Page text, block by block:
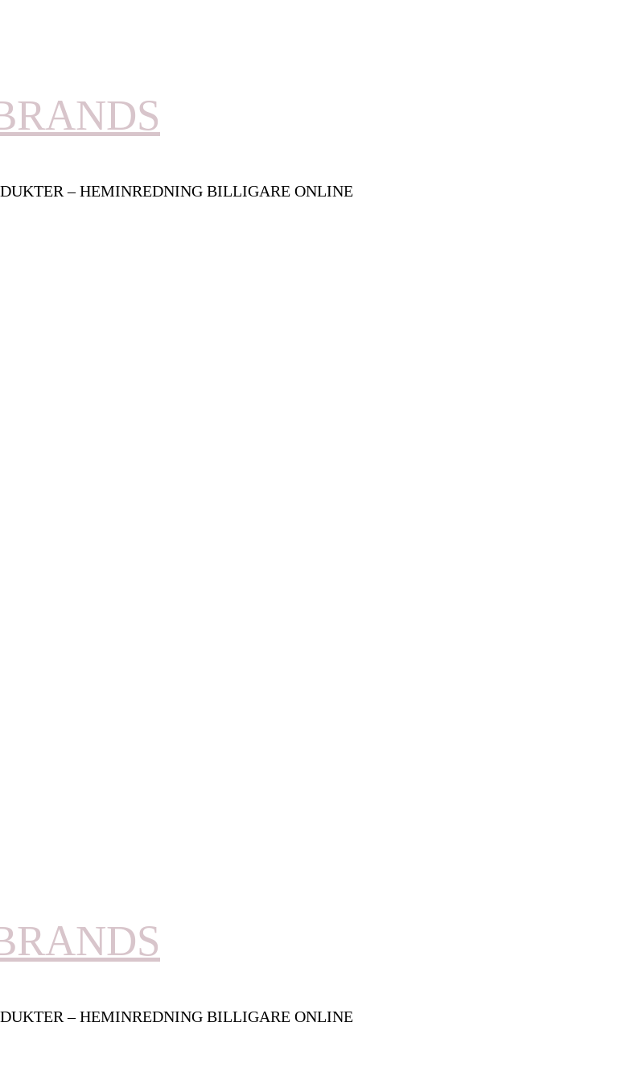
– HEMINREDNING BILLIGARE ONLINE
– HEMINREDNING BILLIGARE ONLINE